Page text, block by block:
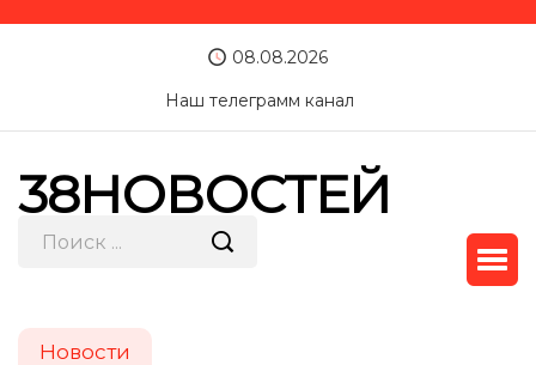
08.08.2026
Наш телеграмм канал
38НОВОСТЕЙ
Новости